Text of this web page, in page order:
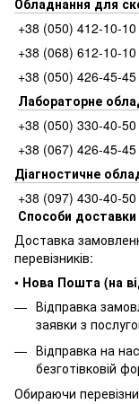
Обладнання для
+38 (050) 412-10-
+38 (068) 612-10-
+38 (050) 426-45-45
Лабораторне
+38 (050) 330-40-
+38 (067) 426-45-45
Діагностичне
+38 (097) 430-40-50
Способи доставки
Доставка
перевізників:
• Нова Пошта (на
Відправка
заявки з
Відправка на
безготівковій
Обираючи